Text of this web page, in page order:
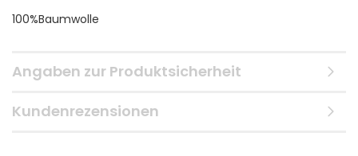
100%Baumwolle
Angaben zur Produktsicherheit
Kundenrezensionen